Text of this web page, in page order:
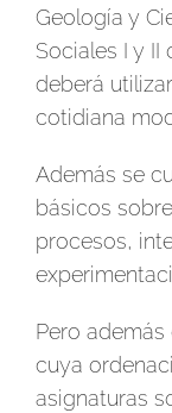
Geología y
Sociales I y
deberá
cotidiana
Además se
básicos
procesos,
Pero
cuya
asignaturas